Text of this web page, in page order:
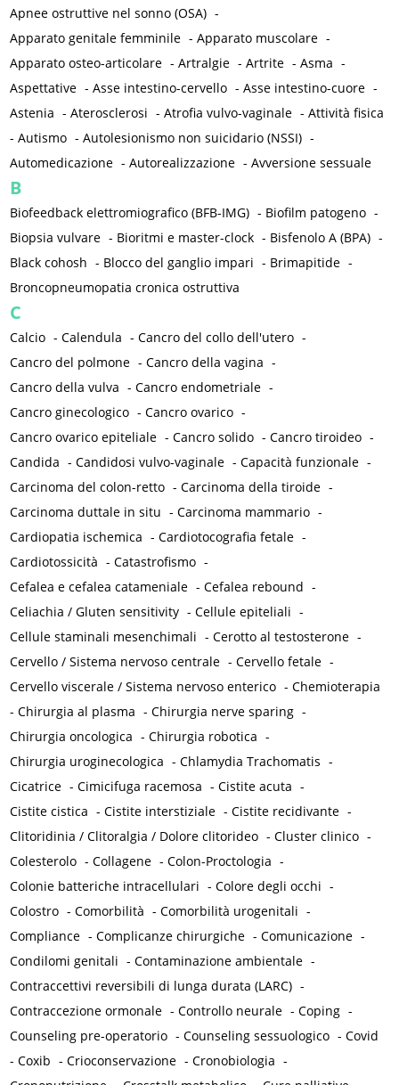
Apnee ostruttive nel sonno (OSA) -
Apparato genitale femminile -Apparato muscolare -
Apparato osteo-articolare -Artralgie -Artrite -Asma -
Aspettative -Asse intestino-cervello -Asse intestino-cuore -
Astenia -Aterosclerosi -Atrofia vulvo-vaginale -Attività fisica
-Autismo -Autolesionismo non suicidario (NSSI) -
Automedicazione -Autorealizzazione -Avversione sessuale
B
Biofeedback elettromiografico (BFB-IMG) - Biofilm patogeno -
Biopsia vulvare - Bioritmi e master-clock - Bisfenolo A (BPA) -
Black cohosh - Blocco del ganglio impari - Brimapitide -
Broncopneumopatia cronica ostruttiva
C
Calcio -Calendula -Cancro del collo dell'utero -
Cancro del polmone -Cancro della vagina -
Cancro della vulva -Cancro endometriale -
Cancro ginecologico -Cancro ovarico -
Cancro ovarico epiteliale -Cancro solido -Cancro tiroideo -
Candida -Candidosi vulvo-vaginale -Capacità funzionale -
Carcinoma del colon-retto -Carcinoma della tiroide -
Carcinoma duttale in situ -Carcinoma mammario -
Cardiopatia ischemica -Cardiotocografia fetale -
Cardiotossicità -Catastrofismo -
Cefalea e cefalea catameniale -Cefalea rebound -
Celiachia / Gluten sensitivity -Cellule epiteliali -
Cellule staminali mesenchimali -Cerotto al testosterone -
Cervello / Sistema nervoso centrale -Cervello fetale -
Cervello viscerale / Sistema nervoso enterico -Chemioterapia
-Chirurgia al plasma -Chirurgia nerve sparing -
Chirurgia oncologica -Chirurgia robotica -
Chirurgia uroginecologica -Chlamydia Trachomatis -
Cicatrice -Cimicifuga racemosa -Cistite acuta -
Cistite cistica -Cistite interstiziale -Cistite recidivante -
Clitoridinia / Clitoralgia / Dolore clitorideo -Cluster clinico -
Colesterolo -Collagene -Colon-Proctologia -
Colonie batteriche intracellulari -Colore degli occhi -
Colostro -Comorbilità -Comorbilità urogenitali -
Compliance -Complicanze chirurgiche -Comunicazione -
Condilomi genitali -Contaminazione ambientale -
Contraccettivi reversibili di lunga durata (LARC) -
Contraccezione ormonale -Controllo neurale -Coping -
Counseling pre-operatorio -Counseling sessuologico -Covid
-Coxib -Crioconservazione -Cronobiologia -